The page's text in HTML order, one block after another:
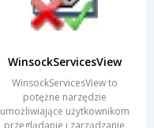
WinsockServicesView
WinsockServicesView to
potężne narzędzie
umożliwiające użytkownikom
przeglądanie i zarządzanie